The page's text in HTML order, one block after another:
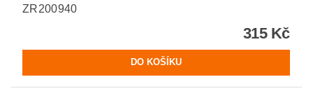
ZR200940
315 Kč